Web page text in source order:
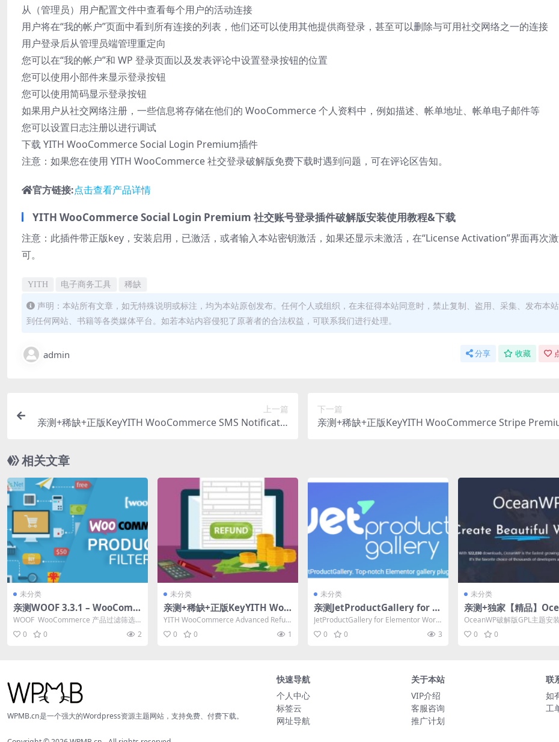
从（管理员）用户配置文件中查看每个用户的活动连接
用户将在“我的帐户”页面中看到所有连接的列表，他们还可以使用其他提供商登录，甚至可以删除与可用社交网络之一的连接
用户登录后从管理员端管理重定向
您可以在“我的帐户”和 WP 登录页面以及发表评论中设置登录按钮的位置
您可以使用小部件来显示登录按钮
您可以使用简码显示登录按钮
如果用户从社交网络注册，一些信息将存储在他们的 WooCommerce 个人资料中，例如描述、帐单地址、帐单电子邮件等
您可以设置日志注册以进行调试
下载 YITH WooCommerce Social Login Premium插件
注意：如果您在使用 YITH WooCommerce 社交登录破解版免费下载时遇到问题，可在评论区告知。
官方链接:点击查看产品详情
YITH WooCommerce Social Login Premium 社交账号登录插件破解版安装使用教程&下载
注意：此插件带正版key，安装启用，已激活，或者输入本站密钥激活，如果还显示未激活，在“License Activation”界面再次
可。
YITH 电子商务工具 稀缺
声明：本站所有文章，如无特殊说明或标注，均为本站原创发布。任何个人或组织，在未征得本站同意时，禁止复制、盗用、采集、发布本
到任何网站、书籍等各类媒体平台。如若本站内容侵犯了原著者的合法权益，可联系我们进行处理。
admin 分享 收藏
上一篇
亲测+稀缺+正版KeyYITH WooCommerce SMS Notificatio
下一篇
亲测+稀缺+正版KeyYITH WooCommerce Stripe
相关文章
未分类
亲测WOOF 3.3.1 – WooComm
erce 产品过滤筛选插件下载
WOOF WooCommerce 产品过滤筛选
插件破解版简介&下载 W...
0 0 2
未分类
亲测+稀缺+正版KeyYITH Woo
Commerce Advanced Refun
d System Premium v1.29.0
高级退款系统插件免费下载
YITH WooCommerce Advanced Refun
d System ...
0 0 1
未分类
亲测JetProductGallery for El
ementor WordPress Plugin
v2.2.6 插件下载
JetProductGallery for Elementor Word
Pres...
0 0 3
未分类
亲测+独家【精品】
Pro v4.1.4 (Ocean
5.1 +所有拓展插件) 下载
OceanWP破解版GPL主题安
意：OceanWP Pro v3.3....
0 0
WPMB.cn是一个强大的Wordpress资源主题网站，支持免费、付费下载。
快速导航
个人中心
标签云
网址导航
关于本站
VIP介绍
客服咨询
推广计划
联
如
工